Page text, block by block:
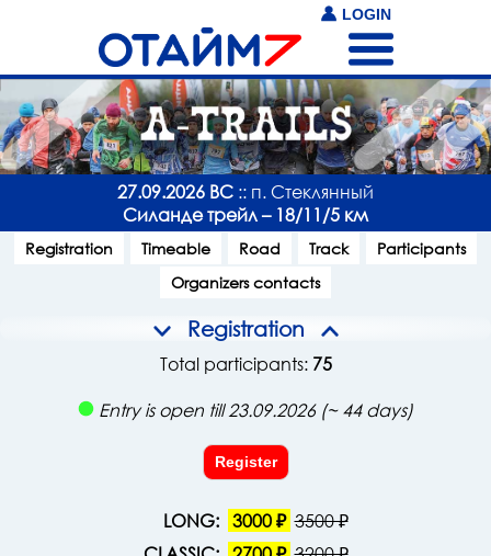
LOGIN
27.09.2026 ВС :: п. Стеклянный
Силанде трейл – 18/11/5 км
Registration Timeable Road Track
Participants
Organizers contacts
Registration
Total participants: 75
Entry is open till 23.09.2026 (~ 44 days)
Register
LONG: 3000 ₽ 3500 ₽